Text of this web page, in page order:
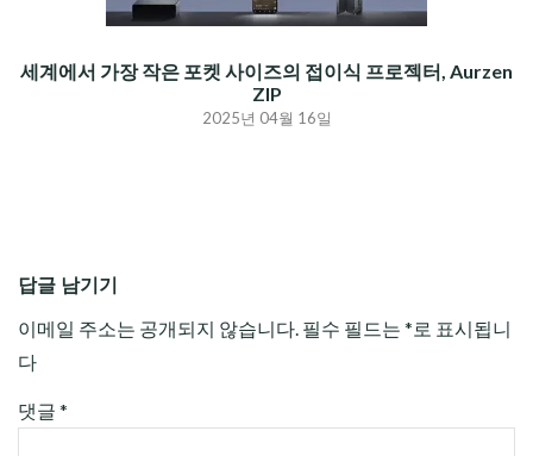
세계에서 가장 작은 포켓 사이즈의 접이식 프로젝터, Aurzen
ZIP
2025년 04월 16일
답글 남기기
이메일 주소는 공개되지 않습니다. 필수 필드는 * 로 표시됩니
다
댓글 *